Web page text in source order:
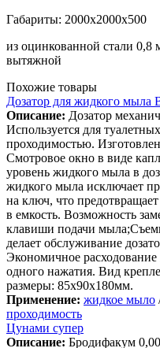
Габариты: 2000х2000х500
из оцинкованной стали 0,8
вытяжной
Похожие товары
Дозатор для жидкого мыла
Описание: Дозатор
Используется для
проходимостью.
Смотровое окно в виде
уровень жидкого мыла в
жидкого мыла исключает
на ключ, что
в емкость. Возможность
клавиши подачи
делает обслуживание
Экономичное
одного нажатия. Вид
размеры: 85х90х180мм.
Применение: жидкое мыло
проходимость
Цунами супер
Описание: Бродифакум